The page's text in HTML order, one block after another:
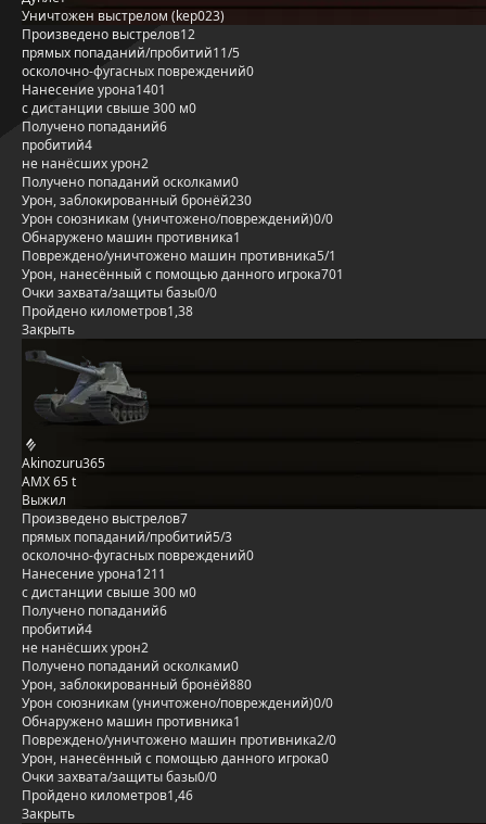
Уничтожен выстрелом (kep023)
Произведено выстрелов12
прямых попаданий/пробитий11/5
осколочно-фугасных повреждений0
Нанесение урона1401
с дистанции свыше 300 м0
Получено попаданий6
пробитий4
не нанёсших урон2
Получено попаданий осколками0
Урон, заблокированный бронёй230
Урон союзникам (уничтожено/повреждений)0/0
Обнаружено машин противника1
Повреждено/уничтожено машин противника5/1
Урон, нанесённый с помощью данного игрока701
Очки захвата/защиты базы0/0
Пройдено километров1,38
Закрыть
Akinozuru365
AMX 65 t
Выжил
Произведено выстрелов7
прямых попаданий/пробитий5/3
осколочно-фугасных повреждений0
Нанесение урона1211
с дистанции свыше 300 м0
Получено попаданий6
пробитий4
не нанёсших урон2
Получено попаданий осколками0
Урон, заблокированный бронёй880
Урон союзникам (уничтожено/повреждений)0/0
Обнаружено машин противника1
Повреждено/уничтожено машин противника2/0
Урон, нанесённый с помощью данного игрока0
Очки захвата/защиты базы0/0
Пройдено километров1,46
Закрыть